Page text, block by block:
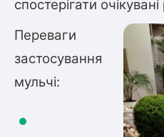
спостерігати
Переваги
застосування
мульчі: